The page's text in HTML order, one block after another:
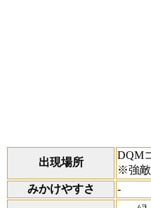
出現場所
DQM
※強敵
みかけやすさ
-